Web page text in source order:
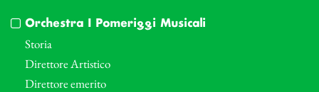
Orchestra I Pomeriggi Musicali
Storia
Direttore Artistico
Direttore emerito